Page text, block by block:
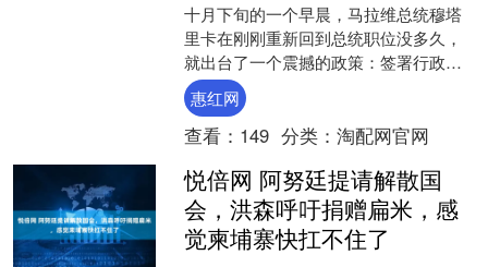
十月下旬的一个早晨，马拉维总统穆塔
里卡在刚刚重新回到总统职位没多久，
就出台了一个震撼的政策：签署行政命
令，立即禁止出口锂矿、稀土等战略矿
产的原矿，且不提供过渡期....
惠红网
查看： 149 分类： 淘配网官网
悦倍网 阿努廷提请解散国
会，洪森呼吁捐赠扁米，感
觉柬埔寨快扛不住了